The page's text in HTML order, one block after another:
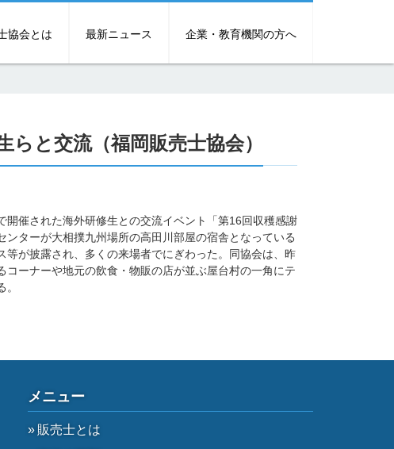
協会とは 最新ニュース 企業・教育機関の方へ
と交流（福岡販売士協会）
催された海外研修生との交流イベント「第16回収穫感謝
ターが大相撲九州場所の高田川部屋の宿舎となっている
が披露され、多くの来場者でにぎわった。同協会は、昨
ーナーや地元の飲食・物販の店が並ぶ屋台村の一角にテ
メニュー
販売士とは